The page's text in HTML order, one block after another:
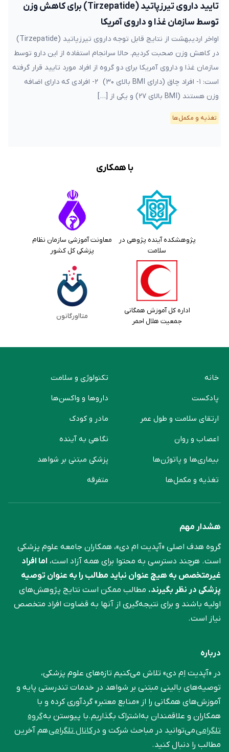
تایید داروی تیرزپاتید (Tirzepatide) برای کاهش وزن
توسط سازمان غذا و داروی آمریکا
اواخر اردیبهشت از نتایج قابل توجه داروی تیرزپاتید (Tirzepatide)
در کاهش وزن صحبت کردیم. حالا سرانجام استفاده از این دارو توسط
سازمان غذا و داروی آمریکا برای دو گروه از افراد مورد تایید قرار گرفته
است: ۱- افراد چاق (دارای BMI بالای ۳۰) ۲- افرادی که دارای اضافه
وزن هستند (BMI بالای ۲۷) و یکی از […]
تغذیه و مکمل‌ها
با همکاری
پژوهشکده آینده پژوهی در
سلامت
معاونت آموزشی سازمان نظام
پزشکی کل کشور
اداره کل آموزش همگانی
جمعیت هلال احمر
متااورگانون
خانه
پادکست
ارتقای سلامت و طول عمر
اعصاب و روان
بیماری‌ها و پاتوژن‌ها
تغذیه و مکمل‌ها
تکنولوژی و سلامت
دارو‌ها و واکسن‌ها
مادر و کودک
نگاهی به آینده
پزشکی مبتنی بر شواهد
متفرقه
هشدار مهم
گروه هدف اصلی «آپدیت ام دی»، همکاران جامعه علوم ‌پزشکی
است. هرچند دسترسی به محتوا برای همه آزاد است، اما افراد
غیرمتخصص به هیچ عنوان نباید مطالب را به عنوان توصیه
پزشکی در نظر بگیرند. مطالب ممکن است نتایج پژوهش‌های
اولیه باشند و برای نتیجه‌گیری از آنها به قضاوت افراد متخصص
نیاز است.
درباره
در «آپدیت اِم دی» تلاش می‌کنیم تازه‌های علوم پزشکی،
توصیه‌های بالینی مبتنی بر شواهد در خدمات تندرستی پایه و
آموزش‌های همگانی را از «منابع معتبر» گردآوری کرده و با
همکاران و علاقمندان به‌اشتراک بگذاریم.با پیوستن بهگروه
تلگرامیمی‌توانید در مباحث شرکت و درکانال تلگرامیهم آخرین
مطالب را دنبال کنید.